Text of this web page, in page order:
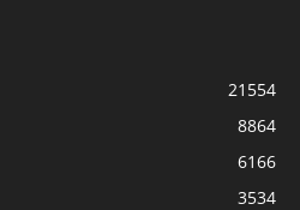
21554
8864
6166
3534